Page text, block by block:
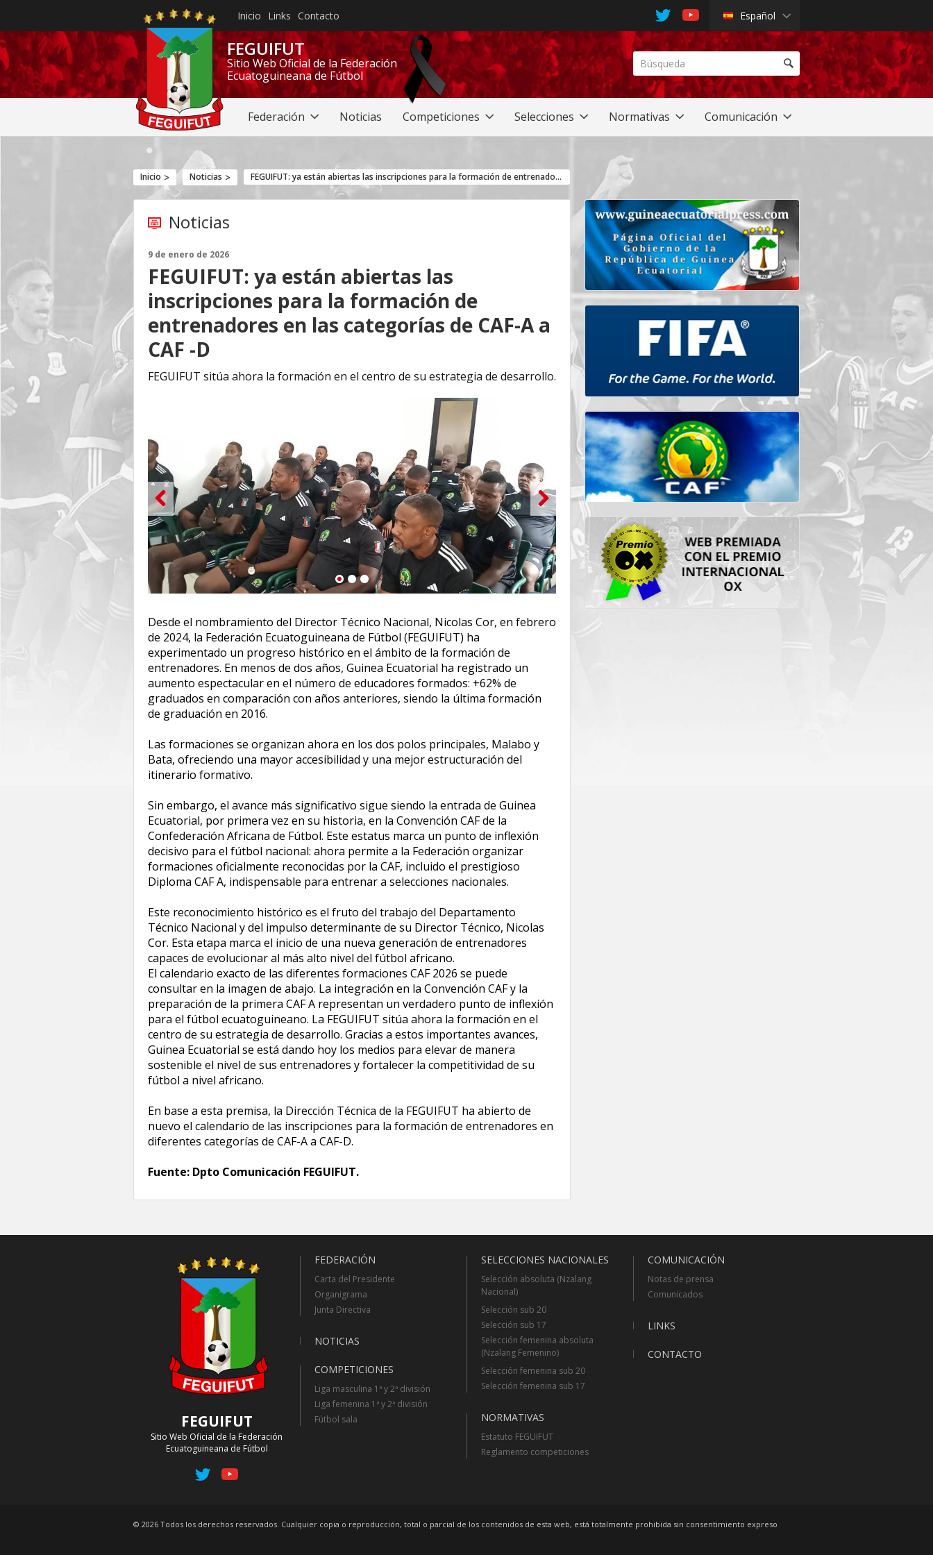
Inicio Links Contacto Español
FEGUIFUT
Sitio Web Oficial de la Federación
Ecuatoguineana de Fútbol
Federación Noticias Competiciones Selecciones Normativas Comunicación
Inicio Noticias FEGUIFUT: ya están abiertas las inscripciones para la formación de entrenadores en las categorías de CAF-A a CAF -D
Noticias
9 de enero de 2026
FEGUIFUT: ya están abiertas las
inscripciones para la formación de
entrenadores en las categorías de CAF-A a
CAF -D
FEGUIFUT sitúa ahora la formación en el centro de su estrategia de desarrollo.
123
Desde el nombramiento del Director Técnico Nacional, Nicolas Cor, en febrero
de 2024, la Federación Ecuatoguineana de Fútbol (FEGUIFUT) ha
experimentado un progreso histórico en el ámbito de la formación de
entrenadores. En menos de dos años, Guinea Ecuatorial ha registrado un
aumento espectacular en el número de educadores formados: +62% de
graduados en comparación con años anteriores, siendo la última formación
de graduación en 2016.
Las formaciones se organizan ahora en los dos polos principales, Malabo y
Bata, ofreciendo una mayor accesibilidad y una mejor estructuración del
itinerario formativo.
Sin embargo, el avance más significativo sigue siendo la entrada de Guinea
Ecuatorial, por primera vez en su historia, en la Convención CAF de la
Confederación Africana de Fútbol. Este estatus marca un punto de inflexión
decisivo para el fútbol nacional: ahora permite a la Federación organizar
formaciones oficialmente reconocidas por la CAF, incluido el prestigioso
Diploma CAF A, indispensable para entrenar a selecciones nacionales.
Este reconocimiento histórico es el fruto del trabajo del Departamento
Técnico Nacional y del impulso determinante de su Director Técnico, Nicolas
Cor. Esta etapa marca el inicio de una nueva generación de entrenadores
capaces de evolucionar al más alto nivel del fútbol africano.
El calendario exacto de las diferentes formaciones CAF 2026 se puede
consultar en la imagen de abajo. La integración en la Convención CAF y la
preparación de la primera CAF A representan un verdadero punto de inflexión
para el fútbol ecuatoguineano. La FEGUIFUT sitúa ahora la formación en el
centro de su estrategia de desarrollo. Gracias a estos importantes avances,
Guinea Ecuatorial se está dando hoy los medios para elevar de manera
sostenible el nivel de sus entrenadores y fortalecer la competitividad de su
fútbol a nivel africano.
En base a esta premisa, la Dirección Técnica de la FEGUIFUT ha abierto de
nuevo el calendario de las inscripciones para la formación de entrenadores en
diferentes categorías de CAF-A a CAF-D.
Fuente: Dpto Comunicación FEGUIFUT.
FEGUIFUT
Sitio Web Oficial de la Federación
Ecuatoguineana de Fútbol
FEDERACIÓN
Carta del Presidente
Organigrama
Junta Directiva
NOTICIAS
COMPETICIONES
Liga masculina 1ª y 2ª división
Liga femenina 1ª y 2ª división
Fútbol sala
SELECCIONES NACIONALES
Selección absoluta (Nzalang
Nacional)
Selección sub 20
Selección sub 17
Selección femenina absoluta
(Nzalang Femenino)
Selección femenina sub 20
Selección femenina sub 17
NORMATIVAS
Estatuto FEGUIFUT
Reglamento competiciones
COMUNICACIÓN
Notas de prensa
Comunicados
LINKS
CONTACTO
© 2026 Todos los derechos reservados. Cualquier copia o reproducción, total o parcial de los contenidos de esta web, está totalmente prohibida sin consentimiento expreso